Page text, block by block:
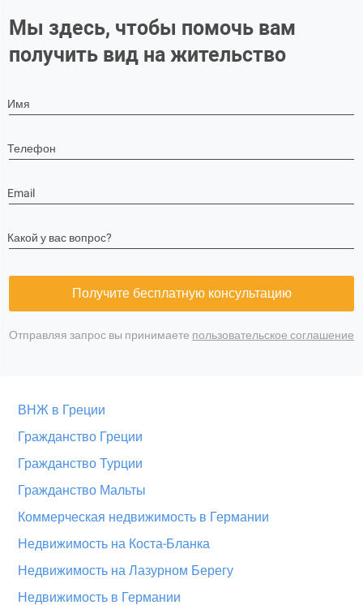
Мы здесь, чтобы помочь вам
получить вид на жительство
Имя
Телефон
Email
Какой у вас вопрос?
Получите бесплатную консультацию
Отправляя запрос вы принимаете пользовательское соглашение
ВНЖ в Греции
Гражданство Греции
Гражданство Турции
Гражданство Мальты
Коммерческая недвижимость в Германии
Недвижимость на Коста-Бланка
Недвижимость на Лазурном Берегу
Недвижимость в Германии